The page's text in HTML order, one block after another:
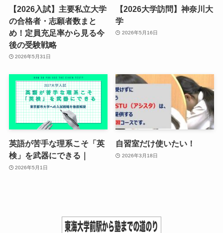
【2026入試】主要私立大学
の合格者・志願者数まと
め！定員充足率から見る今
後の受験戦略
2026年5月31日
【2026大学訪問】神奈川大
学
2026年5月16日
英語が苦手な理系こそ「英
検」を武器にできる｜
2026年5月1日
自習室だけ使いたい！
2026年3月18日